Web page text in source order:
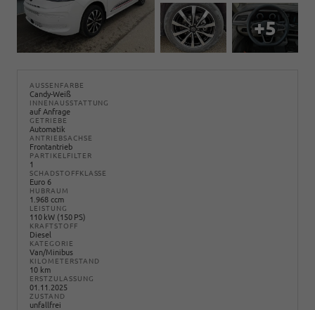
+5
AUSSENFARBE
Candy-Weiß
INNENAUSSTATTUNG
auf Anfrage
GETRIEBE
Automatik
ANTRIEBSACHSE
Frontantrieb
PARTIKELFILTER
1
SCHADSTOFFKLASSE
Euro 6
HUBRAUM
1.968 ccm
LEISTUNG
110 kW (150 PS)
KRAFTSTOFF
Diesel
KATEGORIE
Van/Minibus
KILOMETERSTAND
10 km
ERSTZULASSUNG
01.11.2025
ZUSTAND
unfallfrei